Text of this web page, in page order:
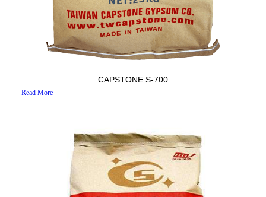
CAPSTONE S-700
Read More